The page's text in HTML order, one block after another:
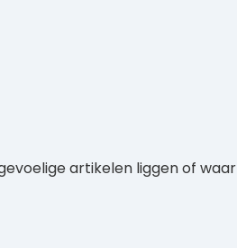
artikelen liggen of waar